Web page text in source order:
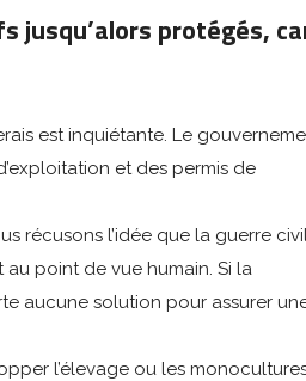
jusqu’alors protégés,
est inquiétante. Le
et des permis de
récusons l’idée que la guerre
au point de vue humain. Si la
aucune solution pour assurer
l’élevage ou les